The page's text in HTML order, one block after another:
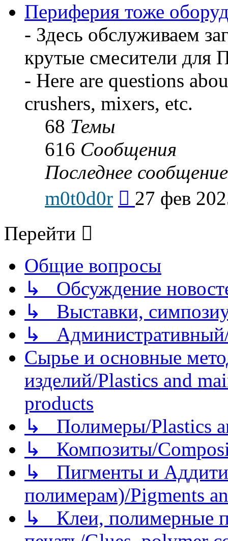
Периферия тоже
- Здесь обслуживаем
крутые смесители для
- Here are questions
crushers, mixers, etc.
68 Темы
616 Сообщения
Последнее сообщение
m0t0d0r
последнему
27 фев
Перейти
Общие вопросы
↳ Обсуждение
↳ Выставки,
↳
Сырье и основные
изделий/Plastics and
products
↳ Полимеры/Plastics
↳ Композиты/
↳ Пигменты и
полимерам)/Pigments
↳ Клеи, полимерные